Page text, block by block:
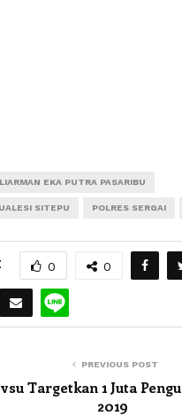
EKA PUTRA PASARIBU
SITEPU POLRES SERGAI
0 0
PREVIOUS POST
Targetkan 1 Juta
2019